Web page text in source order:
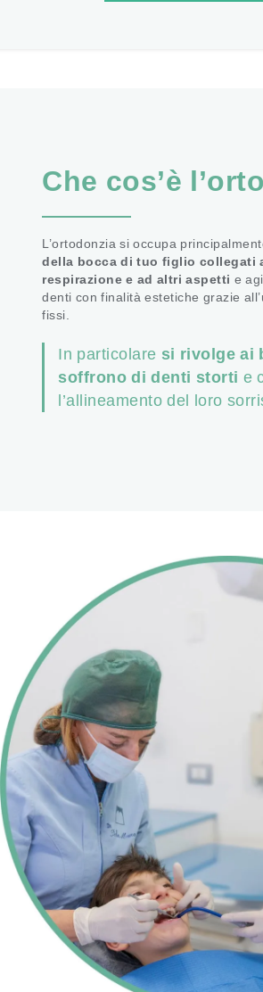
Che cos’è
L’ortodonzia si occupa
della bocca di tuo figlio collegati
respirazione e ad altri aspetti e
denti con finalità estetiche grazie
fissi.
In particolare si rivolge ai
soffrono di denti storti e
l’allineamento del loro